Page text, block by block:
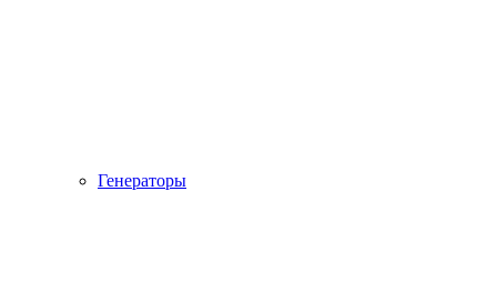
Генераторы